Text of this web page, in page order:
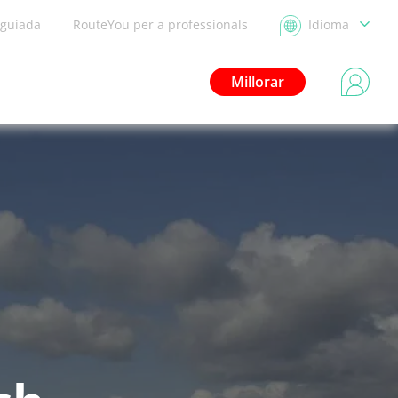
RouteYou per a professionals Idioma
Millorar